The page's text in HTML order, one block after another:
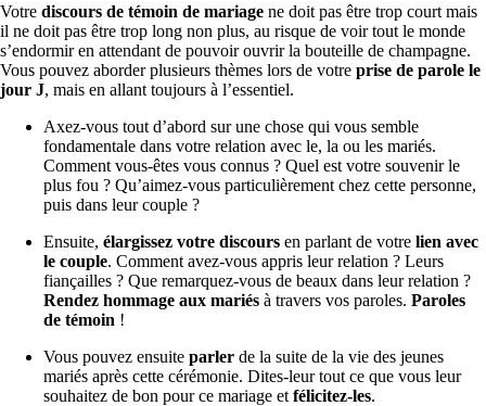
Votre discours de témoin de mariage ne doit pas être trop court mais
il ne doit pas être trop long non plus, au risque de voir tout le monde
s’endormir en attendant de pouvoir ouvrir la bouteille de champagne.
Vous pouvez aborder plusieurs thèmes lors de votre prise de parole le
jour J, mais en allant toujours à l’essentiel.
Axez-vous tout d’abord sur une chose qui vous semble
fondamentale dans votre relation avec le, la ou les mariés.
Comment vous-êtes vous connus ? Quel est votre souvenir le
plus fou ? Qu’aimez-vous particulièrement chez cette personne,
puis dans leur couple ?
Ensuite, élargissez votre discours en parlant de votre lien avec
le couple. Comment avez-vous appris leur relation ? Leurs
fiançailles ? Que remarquez-vous de beaux dans leur relation ?
Rendez hommage aux mariés à travers vos paroles. Paroles
de témoin !
Vous pouvez ensuite parler de la suite de la vie des jeunes
mariés après cette cérémonie. Dites-leur tout ce que vous leur
souhaitez de bon pour ce mariage et félicitez-les.